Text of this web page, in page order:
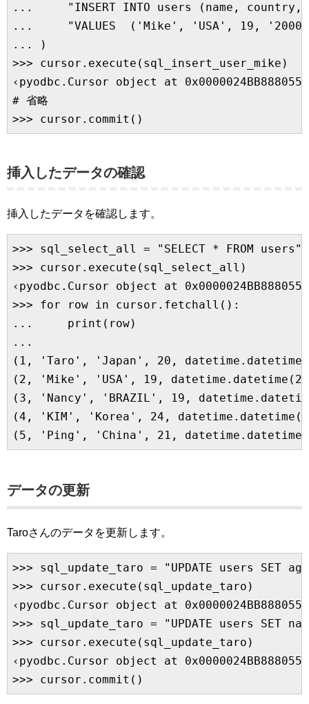
...     "INSERT INTO users (name,
...     "VALUES  ('Mike', 'USA', 19,
... )
>>> cursor.execute(sql_insert_user_mike)
‹pyodbc.Cursor object at
# 省略
挿入したデータの確認
挿入したデータを確認します。
>>> sql_select_all = "SELECT * FROM users"
>>> cursor.execute(sql_select_all)
‹pyodbc.Cursor object at
>>> for row in cursor.fetchall():
...     print(row)
...
(1, 'Taro', 'Japan', 20,
(2, 'Mike', 'USA', 19,
(3, 'Nancy', 'BRAZIL', 19,
(4, 'KIM', 'Korea', 24,
データの更新
Taroさんのデータを更新します。
>>> sql_update_taro = "UPDATE users SET
>>> cursor.execute(sql_update_taro)
‹pyodbc.Cursor object at
>>> sql_update_taro = "UPDATE users SET
>>> cursor.execute(sql_update_taro)
‹pyodbc.Cursor object at